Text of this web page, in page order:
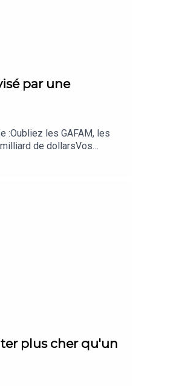
par une
:Oubliez les GAFAM, les
de dollarsVos
de Wikipédia est
change de cap et
plus cher qu'un